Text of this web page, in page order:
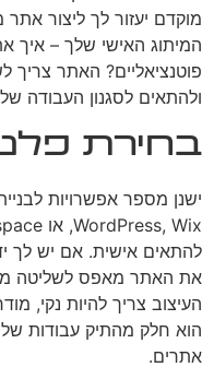
מוקדם יעזור לך ליצור
המיתוג האישי שלך – איך
פוטנציאליים? האתר
ולהתאים לסגנון העבודה
בחירת
ישנן מספר אפשרויות
להתאים אישית. אם יש לך
את האתר מאפס לשליטה
העיצוב צריך להיות נקי,
הוא חלק מהתיק עבודות
אתרים.